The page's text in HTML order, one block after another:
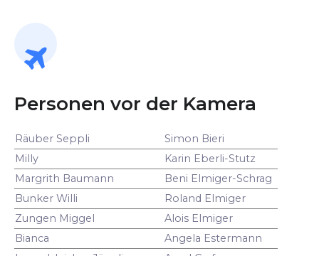
Personen vor der Kamera
Räuber Seppli
Simon Bieri
Milly
Karin Eberli-Stutz
Margrith Baumann
Beni Elmiger-Schrag
Bunker Willi
Roland Elmiger
Zungen Miggel
Alois Elmiger
Bianca
Angela Estermann